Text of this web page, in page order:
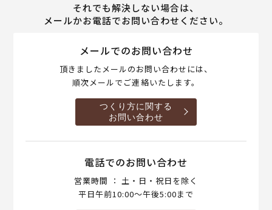
それでも解決しない場合は、
メールかお電話でお問い合わせください。
メールでのお問い合わせ
頂きましたメールのお問い合わせには、
順次メールでご連絡いたします。
つくり方に関する
お問い合わせ
電話でのお問い合わせ
営業時間 ： 土・日・祝日を除く
平日午前10:00～午後5:00まで